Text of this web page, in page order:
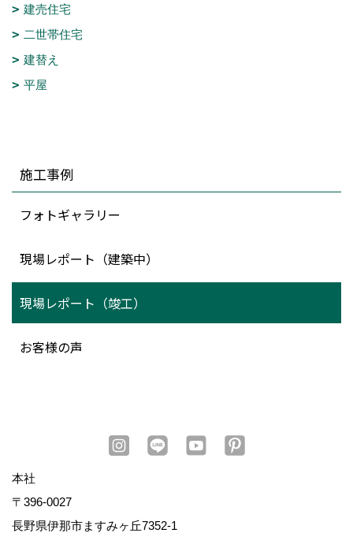
建売住宅
二世帯住宅
建替え
平屋
施工事例
フォトギャラリー
現場レポート（建築中）
現場レポート（竣工）
お客様の声
本社
〒396-0027
長野県伊那市ますみヶ丘7352-1